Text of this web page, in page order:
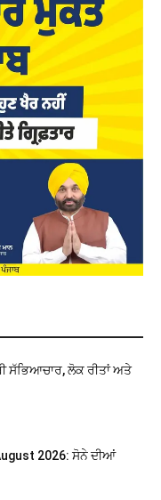
ਸੱਭਿਆਚਾਰ, ਲੋਕ ਰੀਤਾਂ ਅਤੇ
2026: ਸੋਨੇ ਦੀਆਂ